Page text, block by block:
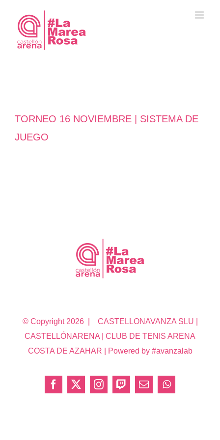
contenido
TORNEO 16 NOVIEMBRE | SISTEMA DE
JUEGO
© Copyright 2026 | CASTELLONAVANZA SLU |
CASTELLÓNARENA | CLUB DE TENIS ARENA
COSTA DE AZAHAR | Powered by #avanzalab
Facebook
X InstagramTwitchCorreoWhatsApp